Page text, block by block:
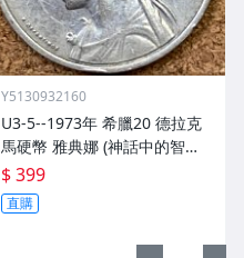
Y5130932160
U3-5--1973年 希臘20 德拉克
馬硬幣 雅典娜 (神話中的智慧
女神)與不死鳥
$ 399
直購